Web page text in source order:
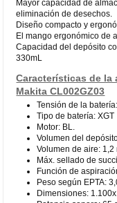
Mayor capacidad de
eliminación de desechos.
Diseño compacto y
El mango ergonómico de
Capacidad del depósito
330mL
Características de la
Makita CL002GZ03
Tensión de la
Tipo de batería: XGT
Motor: BL.
Volumen del
Volumen de aire: 1,2
Máx. sellado de
Función de
Peso según EPTA:
Dimensiones: